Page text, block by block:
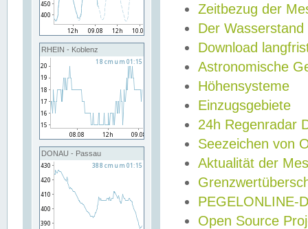
RHEIN - Koblenz
DONAU - Passau
Zeitbezug der
Der Wasserstand
Download
Astronomische
Höhensysteme
Einzugsgebiete
24h Regenradar
Seezeichen von
Aktualität der
PEGELONLINE-
Open Source